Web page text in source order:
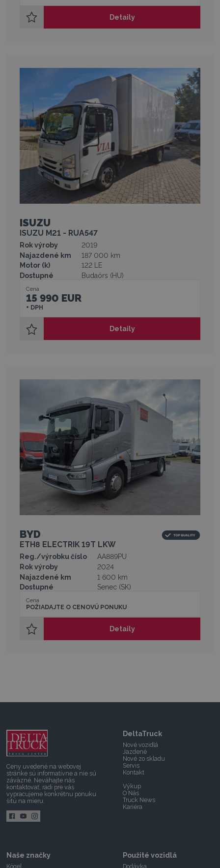
Detaily
ISUZU
ISUZU M21 - RUA547
Rok výroby
2019
Najazdené km
187 000 km
Motor (k)
122 LE
Dostupné
Budaörs (HU)
Cena
15 990 EUR
+ DPH
Detaily
BYD
ETH8 ELECTRIK 19T LKW
Reg./výrobku číslo
AA889PU
Rok výroby
2024
Najazdené km
1 600 km
Dostupné
Senec (SK)
Cena
POŽIADAJTE O CENOVÚ PONUKU
Detaily
Ceny uvedené na webovej
stránke sú informatívne a nie sú
záväzné. Neváhajte nás
kontaktovať, radi pre vás
vypracujeme konkrétnu ponuku
šitú na mieru.
DeltaTruck
Nové vozidlá
Jazdené
Nové zo skladu
Servis
Kontakt
Výkup
O Nás
Truck News
Kariéra
Naše značky
Kögel
Použité vozidlá
Dodávka